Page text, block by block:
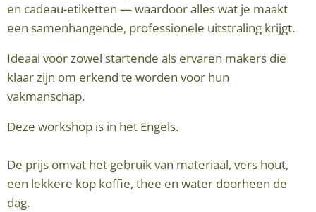
en cadeau-etiketten — waardoor alles wat je maakt
een samenhangende, professionele uitstraling krijgt.
Ideaal voor zowel startende als ervaren makers die
klaar zijn om erkend te worden voor hun
vakmanschap.
Deze workshop is in het Engels.
De prijs omvat het gebruik van materiaal, vers hout,
een lekkere kop koffie, thee en water doorheen de
dag.